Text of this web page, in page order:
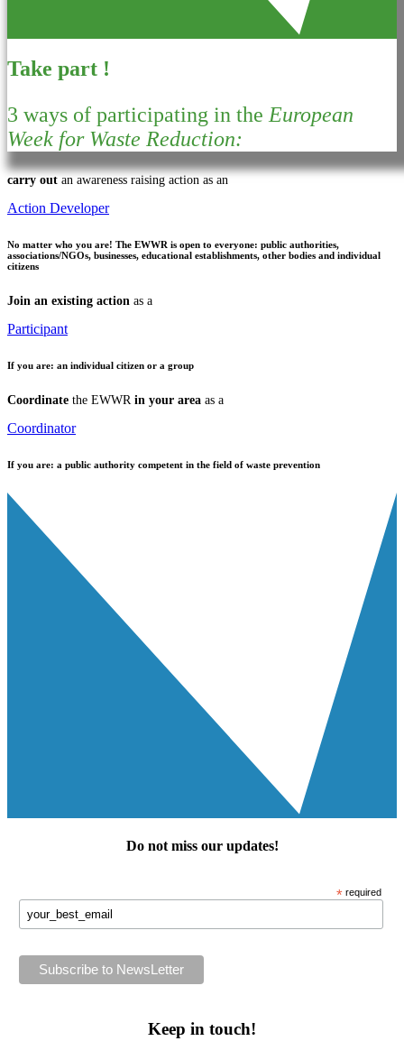
Take part !
3 ways of participating in the European
Week for Waste Reduction:
carry out an awareness raising action as an
Action Developer
No matter who you are! The EWWR is open to everyone: public authorities,
associations/NGOs, businesses, educational establishments, other bodies and individual
citizens
Join an existing action as a
Participant
If you are: an individual citizen or a group
Coordinate the EWWR in your area as a
Coordinator
If you are: a public authority competent in the field of waste prevention
Do not miss our updates!
* required
Keep in touch!